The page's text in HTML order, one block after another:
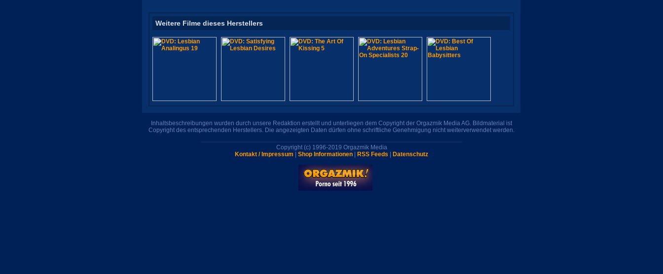
Weitere Filme dieses Herstellers
Inhaltsbeschreibungen wurden durch unsere Redaktion erstellt und unterliegen dem Copyright der Orgazmik Media AG. Bildmaterial ist
Copyright des entsprechenden Herstellers. Die angezeigten Daten dürfen ohne schriftliche Genehmigung nicht weiterverwendet werden.
Copyright (c) 1996-2019 Orgazmik Media
Kontakt / Impressum
Shop Informationen RSS Feeds Datenschutz